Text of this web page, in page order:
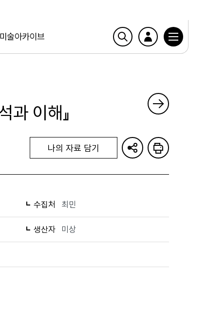
미술아카이브
과 이해』
나의 자료 담기
수집처 최민
생산자 미상